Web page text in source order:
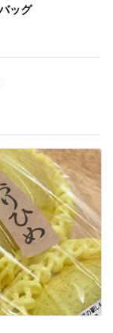
ッグ